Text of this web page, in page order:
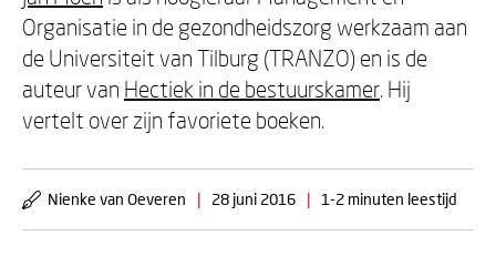
Organisatie in de gezondheidszorg werkzaam aan
de Universiteit van Tilburg (TRANZO) en is de
auteur van Hectiek in de bestuurskamer. Hij
vertelt over zijn favoriete boeken.
Nienke van Oeveren | 28 juni 2016 | 1-2 minuten leestijd